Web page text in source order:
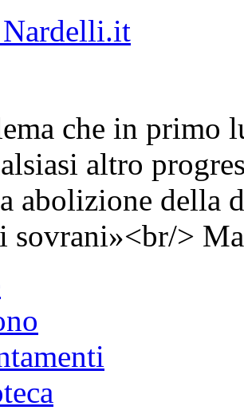
che in primo
altro
abolizione della
sovrani»<br/>